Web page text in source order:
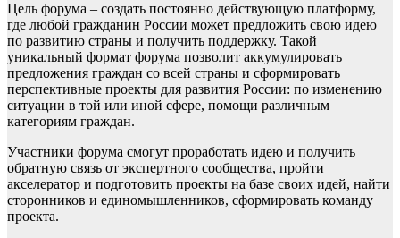
Цель форума – создать постоянно действующую платформу,
где любой гражданин России может предложить свою идею
по развитию страны и получить поддержку. Такой
уникальный формат форума позволит аккумулировать
предложения граждан со всей страны и сформировать
перспективные проекты для развития России: по изменению
ситуации в той или иной сфере, помощи различным
категориям граждан.
Участники форума смогут проработать идею и получить
обратную связь от экспертного сообщества, пройти
акселератор и подготовить проекты на базе своих идей, найти
сторонников и единомышленников, сформировать команду
проекта.